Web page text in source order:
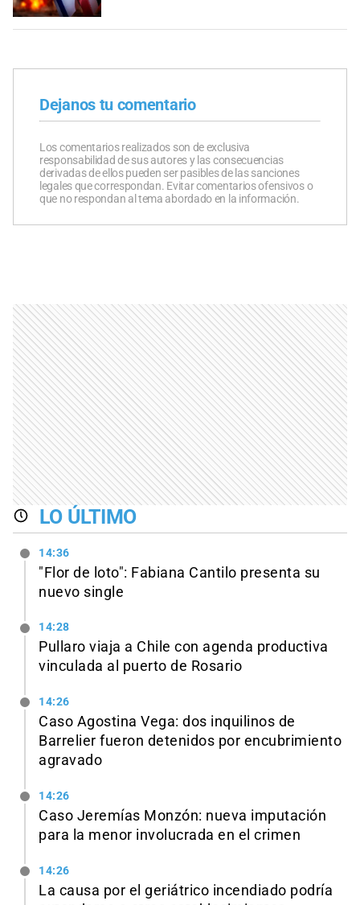
Dejanos tu comentario
Los comentarios realizados son de exclusiva
responsabilidad de sus autores y las consecuencias
derivadas de ellos pueden ser pasibles de las sanciones
legales que correspondan. Evitar comentarios ofensivos o
que no respondan al tema abordado en la información.
LO ÚLTIMO
14:36
"Flor de loto": Fabiana Cantilo presenta su
nuevo single
14:28
Pullaro viaja a Chile con agenda productiva
vinculada al puerto de Rosario
14:26
Caso Agostina Vega: dos inquilinos de
Barrelier fueron detenidos por encubrimiento
agravado
14:26
Caso Jeremías Monzón: nueva imputación
para la menor involucrada en el crimen
14:26
La causa por el geriátrico incendiado podría